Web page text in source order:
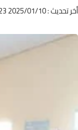
أخر تحديث : 2025/01/10 at 1:23 مساءً